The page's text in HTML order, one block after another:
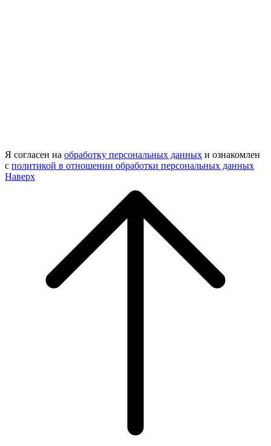
Я согласен на обработку персональных данных и ознакомлен
с политикой в отношении обработки персональных данных
Наверх